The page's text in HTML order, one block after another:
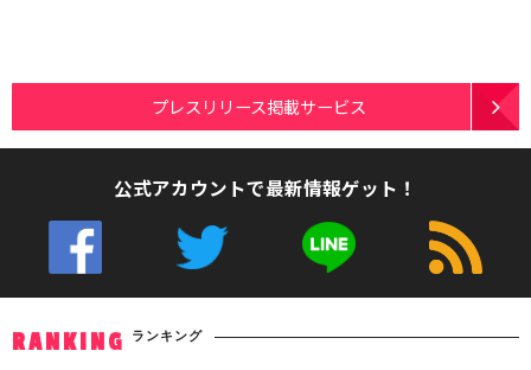
プレスリリース掲載サービス
公式アカウントで最新情報ゲット！
RANKING ランキング